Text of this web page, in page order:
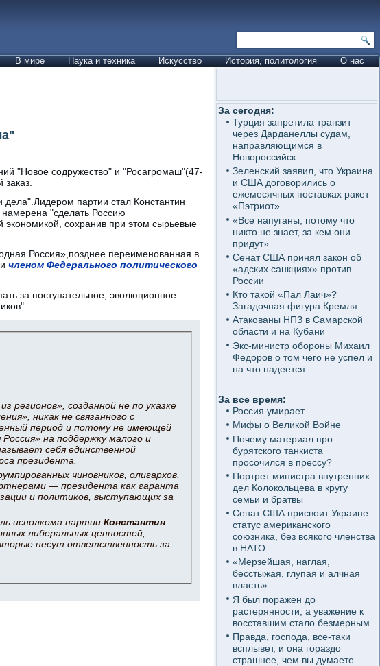
В мире Наука и техника Искусство История, политология О нас
"Новое содружество" и "Росагромаш"(47-
партии стал Константин
"сделать Россию
экономикой, сохранив при этом сырьевые
Россия»,позднее переименованная в
членом Федерального политического
за поступательное, эволюционное
регионов», созданной не по указке
никак не связанного с
период и потому не имеющей
на поддержку малого и
себя единственной
президента.
чиновников, олигархов,
— президента как гаранта
и политиков, выступающих за
исполкома партии Константин
либеральных ценностей,
несут ответственность за
За сегодня:
Турция запретила транзит
через Дарданеллы судам,
направляющимся в
Новороссийск
Зеленский заявил, что Украина
и США договорились о
ежемесячных поставках ракет
«Пэтриот»
«Все напуганы, потому что
никто не знает, за кем они
придут»
Сенат США принял закон об
«адских санкциях» против
России
Кто такой «Пал Лаич»?
Загадочная фигура Кремля
Атакованы НПЗ в Самарской
области и на Кубани
Экс-министр обороны Михаил
Федоров о том чего не успел и
на что надеется
За все время:
Россия умирает
Мифы о Великой Войне
Почему материал про
бурятского танкиста
просочился в прессу?
Портрет министра внутренних
дел Колокольцева в кругу
семьи и братвы
Сенат США присвоит Украине
статус американского
союзника, без всякого членства
в НАТО
«Мерзейшая, наглая,
бесстыжая, глупая и алчная
власть»
Я был поражен до
растерянности, а уважение к
восставшим стало безмерным
Правда, господа, все-таки
всплывет, и она гораздо
страшнее, чем вы думаете